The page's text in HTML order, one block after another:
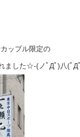
ップル限定の
ました☆-(ノﾟДﾟ)八(ﾟ